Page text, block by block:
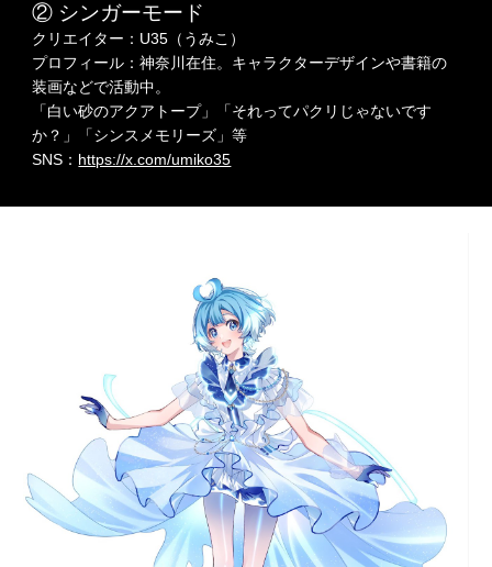
② シンガーモード
クリエイター：U35（うみこ）
プロフィール：神奈川在住。キャラクターデザインや書籍の
装画などで活動中。
「白い砂のアクアトープ」「それってパクリじゃないです
か？」「シンスメモリーズ」等
SNS： https://x.com/umiko35